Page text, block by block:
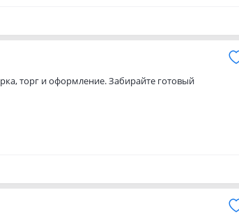
торг и оформление. Забирайте готовый